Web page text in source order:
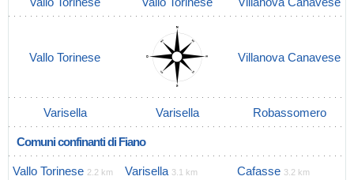
Vallo Torinese Villanova Canavese
Varisella Varisella Robassomero
Comuni confinanti di Fiano
Vallo Torinese 2.2 km Varisella 3.1 km Cafasse 3.2 km